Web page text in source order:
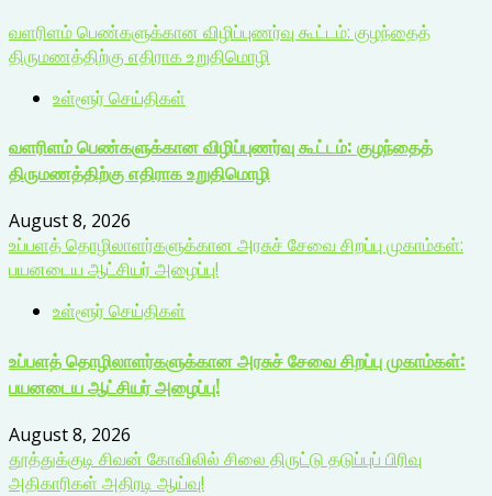
வளரிளம் பெண்களுக்கான விழிப்புணர்வு கூட்டம்: குழந்தைத்
திருமணத்திற்கு எதிராக உறுதிமொழி
உள்ளூர் செய்திகள்
வளரிளம் பெண்களுக்கான விழிப்புணர்வு கூட்டம்: குழந்தைத்
திருமணத்திற்கு எதிராக உறுதிமொழி
August 8, 2026
உப்பளத் தொழிலாளர்களுக்கான அரசுச் சேவை சிறப்பு முகாம்கள்:
பயனடைய ஆட்சியர் அழைப்பு!
உள்ளூர் செய்திகள்
உப்பளத் தொழிலாளர்களுக்கான அரசுச் சேவை சிறப்பு முகாம்கள்:
பயனடைய ஆட்சியர் அழைப்பு!
August 8, 2026
தூத்துக்குடி சிவன் கோவிலில் சிலை திருட்டு தடுப்புப் பிரிவு
அதிகாரிகள் அதிரடி ஆய்வு!